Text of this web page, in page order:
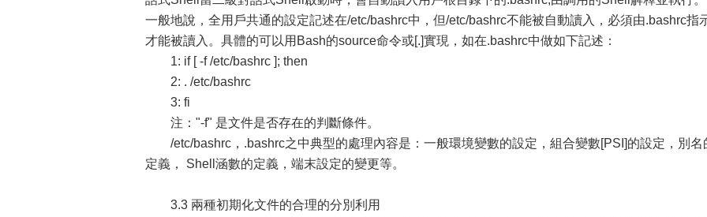
一般地說，全用戶共通的設定記述在/etc/bashrc中，但/etc/bashrc不能被自動讀入，必須由.bashrc指
才能被讀入。具體的可以用Bash的source命令或[.]實現，如在.bashrc中做如下記述：
1: if [ -f /etc/bashrc ]; then
2: . /etc/bashrc
3: fi
注："-f" 是文件是否存在的判斷條件。
/etc/bashrc，.bashrc之中典型的處理內容是：一般環境變數的設定，組合變數[PSI]的設定，別名
定義， Shell涵數的定義，端末設定的變更等。
3.3 兩種初期化文件的合理的分別利用